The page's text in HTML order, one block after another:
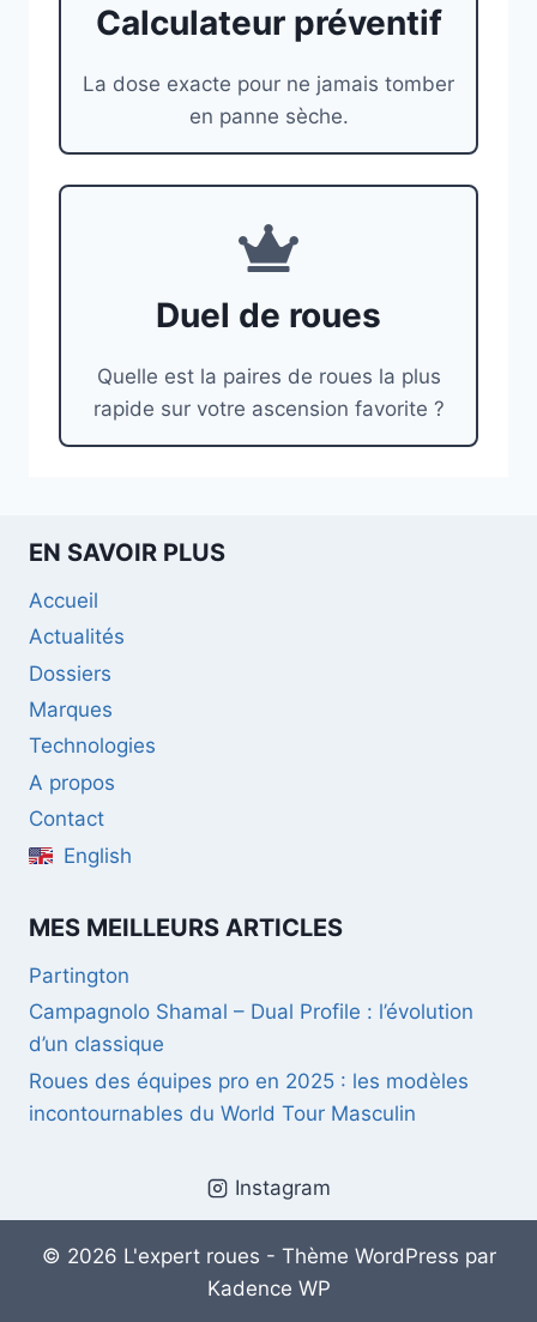
Calculateur préventif
La dose exacte pour ne jamais tomber
en panne sèche.
Duel de roues
Quelle est la paires de roues la plus
rapide sur votre ascension favorite ?
EN SAVOIR PLUS
Accueil
Actualités
Dossiers
Marques
Technologies
A propos
Contact
English
MES MEILLEURS ARTICLES
Partington
Campagnolo Shamal – Dual Profile : l’évolution
d’un classique
Roues des équipes pro en 2025 : les modèles
incontournables du World Tour Masculin
Instagram
© 2026 L'expert roues - Thème WordPress par
Kadence WP